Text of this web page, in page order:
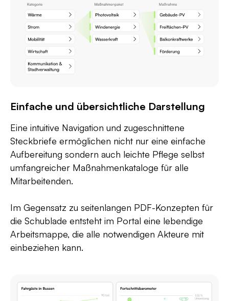
Einfache und übersichtliche Darstellung
Eine intuitive Navigation und zugeschnittene
Steckbriefe ermöglichen nicht nur eine einfache
Aufbereitung sondern auch leichte Pflege selbst
umfangreicher Maßnahmenkataloge für alle
Mitarbeitenden.
Im Gegensatz zu seitenlangen PDF-Konzepten für
die Schublade entsteht im Portal eine lebendige
Arbeitsmappe, die alle notwendigen Akteure mit
einbeziehen kann.